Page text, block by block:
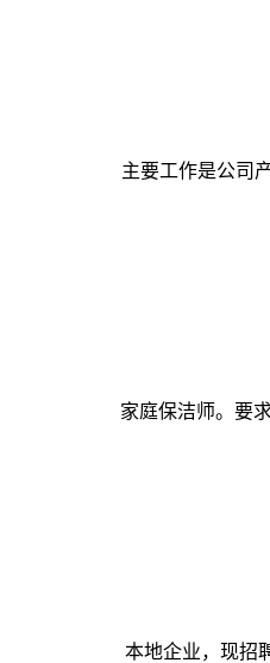
主要工作是公司
家庭保洁师。要
本地企业，现招